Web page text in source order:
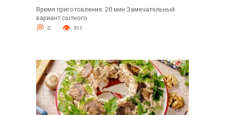
Время приготовления: 20 мин Замечательный
вариант сытного
0 311